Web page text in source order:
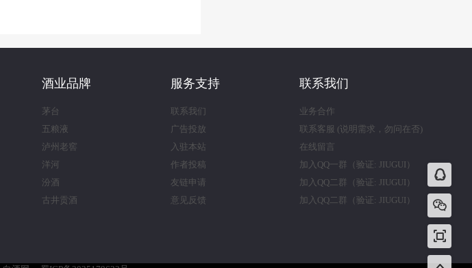
酒业品牌
茅台
五粮液
泸州老窖
洋河
汾酒
古井贡酒
服务支持
联系我们
广告投放
入驻本站
作者投稿
友链申请
意见反馈
联系我们
业务合作
联系客服 (说明需求，勿问在否)
在线留言
加入QQ一群（验证: JIUGUI）
加入QQ二群（验证: JIUGUI）
加入QQ二群（验证: JIUGUI）